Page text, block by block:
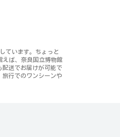
ています。ちょっと
えば、奈良国立博物館
送でお届けが可能で
行でのワンシーンや